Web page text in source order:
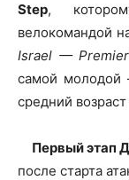
Step,
велокомандой
Israel —
самой молодой
средний
Первый этап
после старта